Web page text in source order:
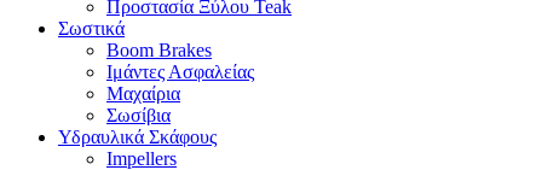
Προστασία Ξύλου Teak
Σωστικά
Boom Brakes
Ιμάντες Ασφαλείας
Μαχαίρια
Σωσίβια
Υδραυλικά Σκάφους
Impellers